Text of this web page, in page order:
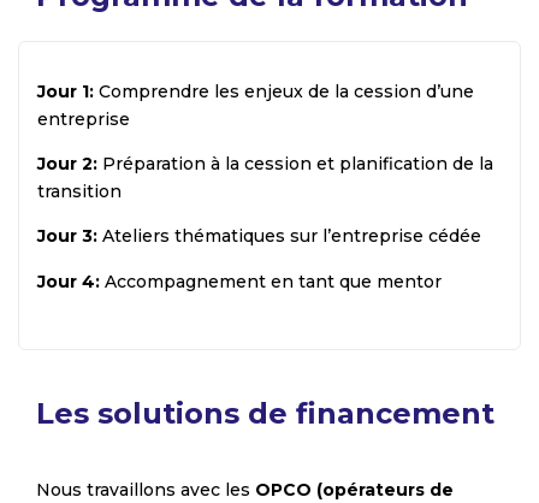
Jour 1: Comprendre les enjeux de la cession d’une
entreprise
Jour 2: Préparation à la cession et planification de la
transition
Jour 3: Ateliers thématiques sur l’entreprise cédée
Jour 4: Accompagnement en tant que mentor
Les solutions de financement
Nous travaillons avec les OPCO (opérateurs de